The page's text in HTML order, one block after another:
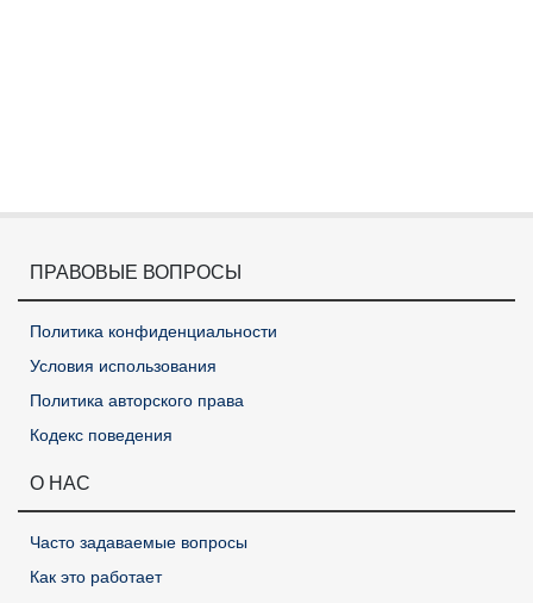
ПРАВОВЫЕ ВОПРОСЫ
Политика конфиденциальности
Условия использования
Политика авторского права
Кодекс поведения
О НАС
Часто задаваемые вопросы
Как это работает